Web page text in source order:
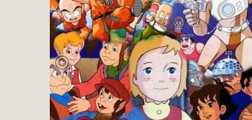
Previous Slide